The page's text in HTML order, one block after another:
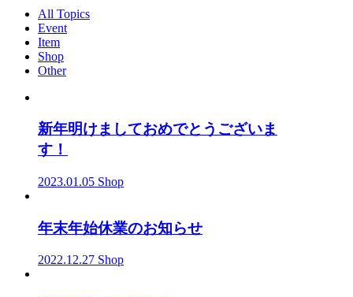
All Topics
Event
Item
Shop
Other
新年明けましておめでとうございま
す！
2023.01.05 Shop
年末年始休業のお知らせ
2022.12.27 Shop